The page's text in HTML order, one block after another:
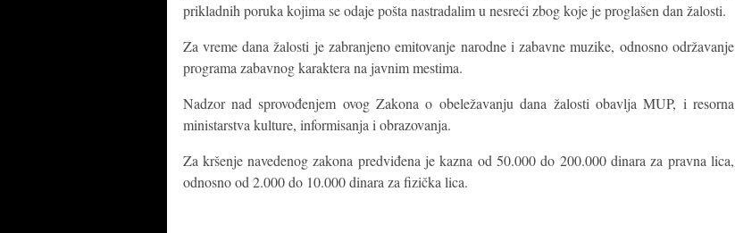
prikladnih poruka kojima se odaje pošta nastradalim u nesreći zbog koje je proglašen dan žalosti.
Za vreme dana žalosti je zabranjeno emitovanje narodne i zabavne muzike, odnosno održavanje
programa zabavnog karaktera na javnim mestima.
Nadzor nad sprovođenjem ovog Zakona o obeležavanju dana žalosti obavlja MUP, i resorna
ministarstva kulture, informisanja i obrazovanja.
Za kršenje navedenog zakona predviđena je kazna od 50.000 do 200.000 dinara za pravna lica,
odnosno od 2.000 do 10.000 dinara za fizička lica.